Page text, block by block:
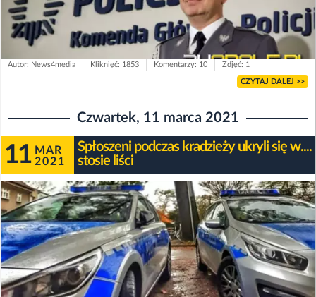
Autor: News4media Kliknięć: 1853 Komentarzy: 10 Zdjęć: 1
CZYTAJ DALEJ >>
Czwartek, 11 marca 2021
11 MAR
2021
Spłoszeni podczas kradzieży ukryli się w....
stosie liści